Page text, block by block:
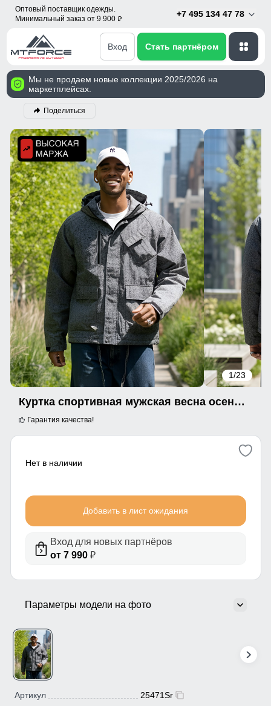
Оптовый поставщик одежды.
Минимальный заказ от 9 900 p
+7 495 134 47 78
Вход Стать партнёром
Мы не продаем новые коллекции 2025/2026 на
маркетплейсах.
Поделиться
1/23
Куртка спортивная мужская весна осень серого цвета 25471Sr
Гарантия качества!
Нет в наличии
Добавить в лист ожидания
Вход для новых партнёров
от 7 990₽
Параметры модели на фото
Артикул
25471Sr